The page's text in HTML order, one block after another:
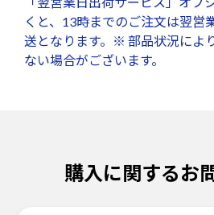
くと、13時までのご注文は翌営
送となります。※ 部品状況によ
ない場合がございます。
購入に関するお